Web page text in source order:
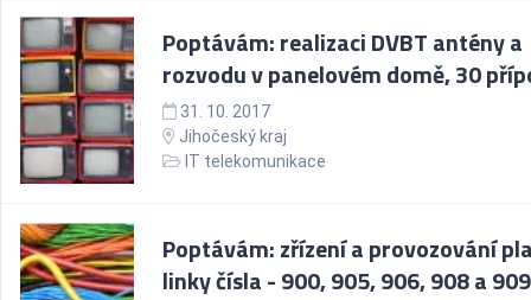
Poptávám: realizaci DVBT antény a
rozvodu v panelovém domě, 30
31. 10. 2017
Jihočeský kraj
IT telekomunikace
Poptávám: zřízení a provozování
linky čísla - 900, 905, 906, 908 a 909